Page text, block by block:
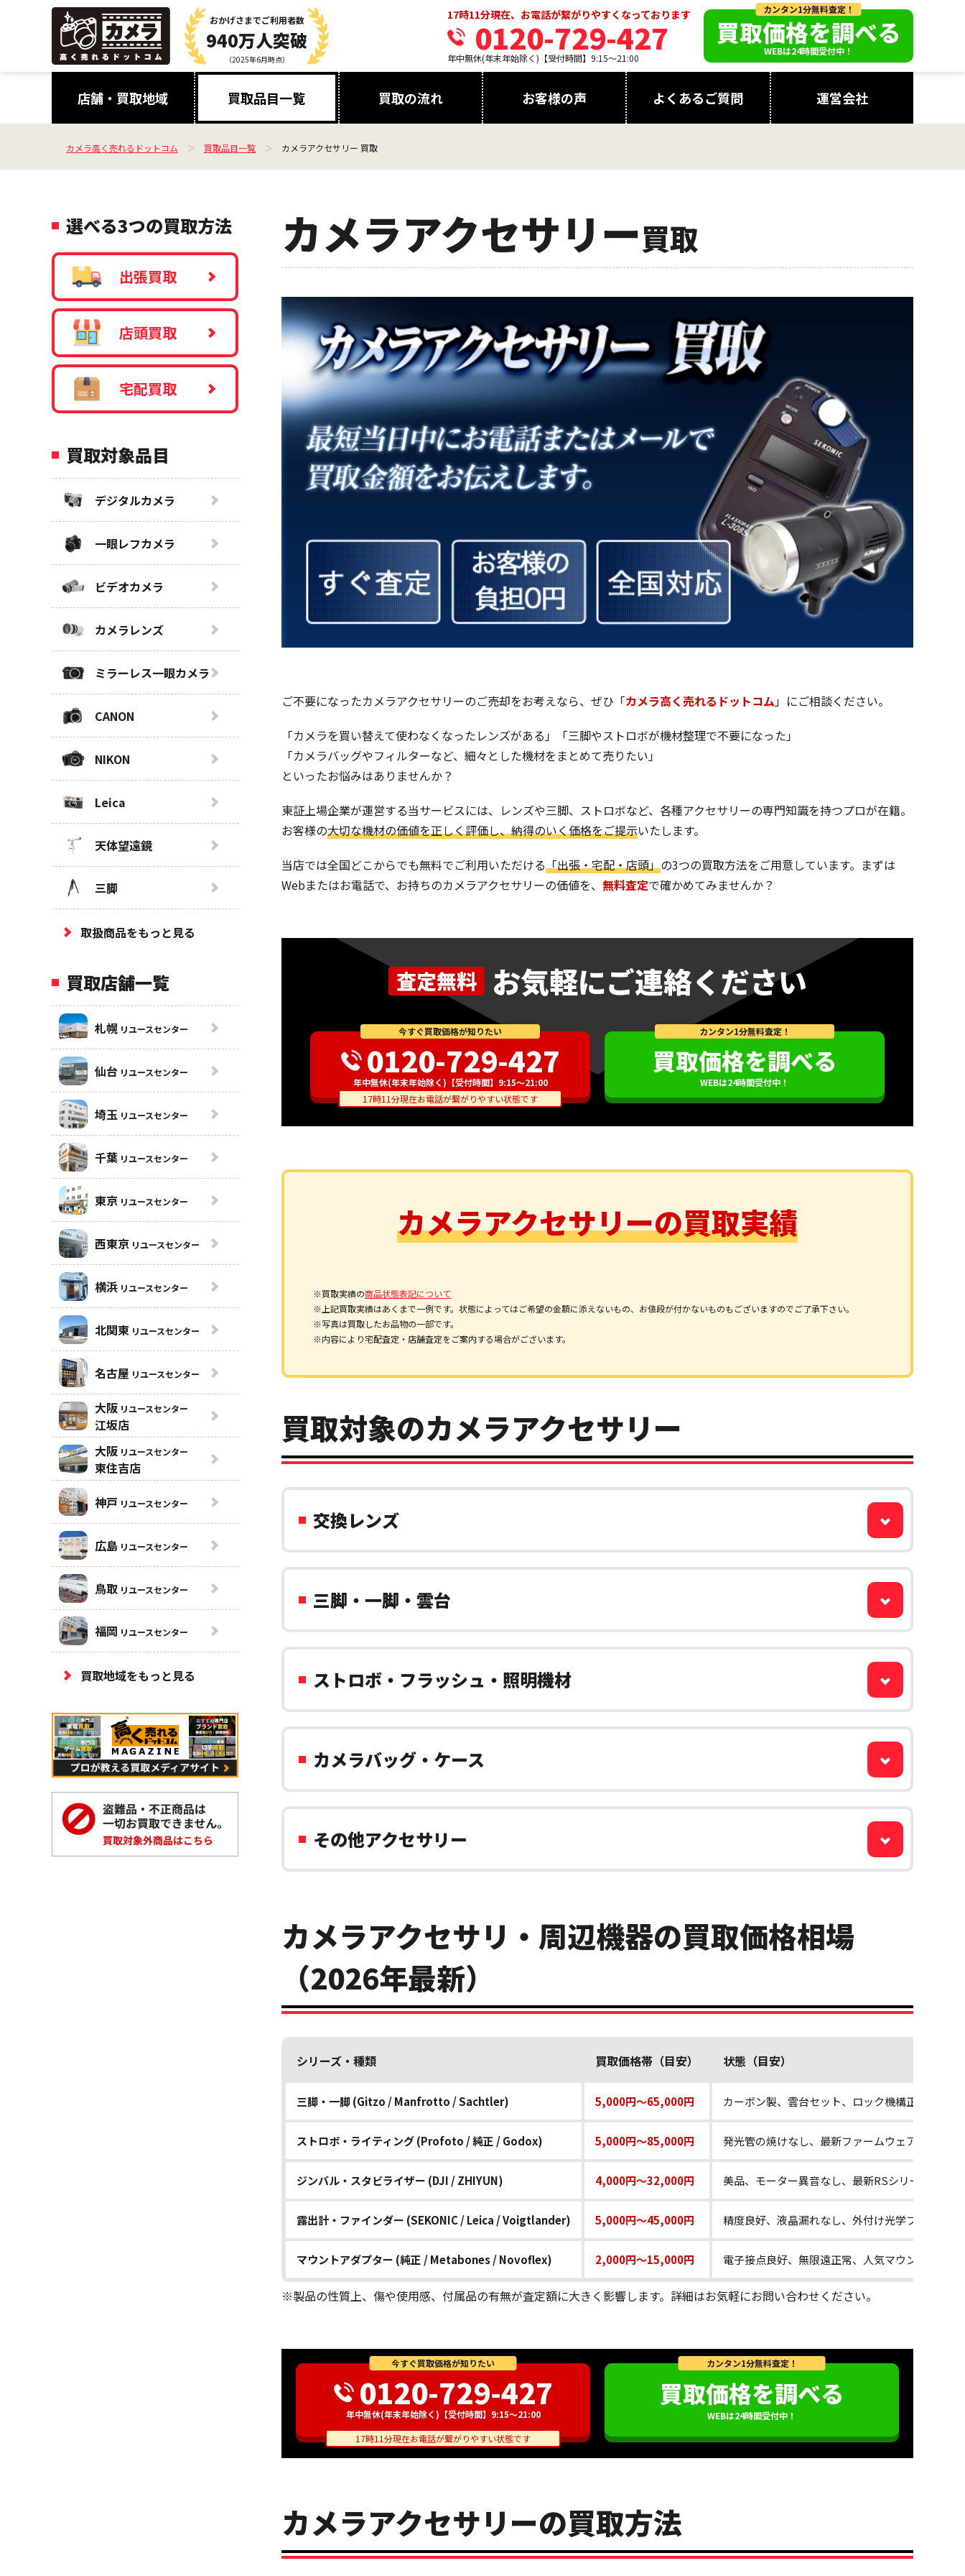
おかげさまでご利用者数
940万人突破
（2025年6月時点）
17時11分現在、お電話が繋がりやすくなっております
0120-729-427
年中無休(年末年始除く)【受付時間】9:15～21:00
カンタン1分無料査定！
買取価格を調べる
WEBは24時間受付中！
店舗・買取地域 買取品目一覧 買取の流れ お客様の声 よくあるご質問 運営会社
カメラ高く売れるドットコム 買取品目一覧 カメラアクセサリー 買取
カメラアクセサリー買取
ご不要になったカメラアクセサリーのご売却をお考えなら、ぜひ「カメラ高く売れるドットコム」にご相談ください。
「カメラを買い替えて使わなくなったレンズがある」「三脚やストロボが機材整理で不要になった」
「カメラバッグやフィルターなど、細々とした機材をまとめて売りたい」
といったお悩みはありませんか？
東証上場企業が運営する当サービスには、レンズや三脚、ストロボなど、各種アクセサリーの専門知識を持つプロが在籍。
お客様の大切な機材の価値を正しく評価し、納得のいく価格をご提示いたします。
当店では全国どこからでも無料でご利用いただける「出張・宅配・店頭」の3つの買取方法をご用意しています。まずは
Webまたはお電話で、お持ちのカメラアクセサリーの価値を、 無料査定で確かめてみませんか？
査定無料 お気軽にご連絡ください
今すぐ買取価格が知りたい
0120-729-427
年中無休(年末年始除く)【受付時間】9:15～21:00
17時11分現在お電話が繋がりやすい状態です
カンタン1分無料査定！
買取価格を調べる
WEBは24時間受付中！
カメラアクセサリーの買取実績
※買取実績の商品状態表記について
※上記買取実績はあくまで一例です。状態によってはご希望の金額に添えないもの、お値段が付かないものもございますのでご了承下さい。
※写真は買取したお品物の一部です。
※内容により宅配査定・店舗査定をご案内する場合がございます。
買取対象のカメラアクセサリー
交換レンズ
三脚・一脚・雲台
ストロボ・フラッシュ・照明機材
カメラバッグ・ケース
その他アクセサリー
カメラアクセサリ・周辺機器の買取価格相場
（2026年最新）
シリーズ・種類 買取価格帯（目安） 状態（目安）
三脚・一脚 (Gitzo / Manfrotto / Sachtler) 5,000円～65,000円 カーボン製、雲台セット、ロック機構正常
ストロボ・ライティング (Profoto / 純正 / Godox) 5,000円～85,000円 発光管の焼けなし、最新ファームウェア、元箱あ
ジンバル・スタビライザー (DJI / ZHIYUN) 4,000円～32,000円 美品、モーター異音なし、最新RSシリーズ
露出計・ファインダー (SEKONIC / Leica / Voigtlander) 5,000円～45,000円 精度良好、液晶漏れなし、外付け光学ファインダ
マウントアダプター (純正 / Metabones / Novoflex) 2,000円～15,000円 電子接点良好、無限遠正常、人気マウント用
※製品の性質上、傷や使用感、付属品の有無が査定額に大きく影響します。詳細はお気軽にお問い合わせください。
今すぐ買取価格が知りたい
0120-729-427
年中無休(年末年始除く)【受付時間】9:15～21:00
17時11分現在お電話が繋がりやすい状態です
カンタン1分無料査定！
買取価格を調べる
WEBは24時間受付中！
カメラアクセサリーの買取方法
選べる3つの買取方法
出張買取
店頭買取
宅配買取
買取対象品目
デジタルカメラ
一眼レフカメラ
ビデオカメラ
カメラレンズ
ミラーレス一眼カメラ
CANON
NIKON
Leica
天体望遠鏡
三脚
取扱商品をもっと見る
買取店舗一覧
札幌 リユースセンター
仙台 リユースセンター
埼玉 リユースセンター
千葉 リユースセンター
東京 リユースセンター
西東京 リユースセンター
横浜 リユースセンター
北関東 リユースセンター
名古屋 リユースセンター
大阪 リユースセンター
江坂店
大阪 リユースセンター
東住吉店
神戸 リユースセンター
広島 リユースセンター
鳥取 リユースセンター
福岡 リユースセンター
買取地域をもっと見る